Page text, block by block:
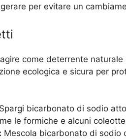
per evitare un
come deterrente
ecologica e sicura per
Spargi bicarbonato di sodio
le formiche e alcuni
Mescola bicarbonato di sodio